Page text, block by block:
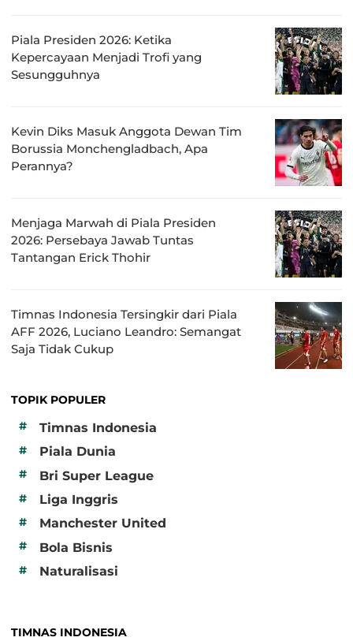
Piala Presiden 2026: Ketika
Kepercayaan Menjadi Trofi yang
Sesungguhnya
Kevin Diks Masuk Anggota Dewan Tim
Borussia Monchengladbach, Apa
Perannya?
Menjaga Marwah di Piala Presiden
2026: Persebaya Jawab Tuntas
Tantangan Erick Thohir
Timnas Indonesia Tersingkir dari Piala
AFF 2026, Luciano Leandro: Semangat
Saja Tidak Cukup
TOPIK POPULER
#
Timnas Indonesia
# Piala Dunia
# Bri Super League
# Liga Inggris
# Manchester United
# Bola Bisnis
# Naturalisasi
TIMNAS INDONESIA